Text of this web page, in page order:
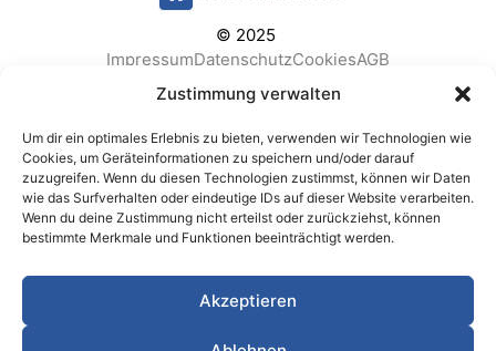
Zustimmung verwalten
Um dir ein optimales Erlebnis zu bieten, verwenden wir Technologien wie
Cookies, um Geräteinformationen zu speichern und/oder darauf
zuzugreifen. Wenn du diesen Technologien zustimmst, können wir Daten
wie das Surfverhalten oder eindeutige IDs auf dieser Website verarbeiten.
Wenn du deine Zustimmung nicht erteilst oder zurückziehst, können
bestimmte Merkmale und Funktionen beeinträchtigt werden.
Akzeptieren
© 2025
ImpressumDatenschutzCookiesAGB
Facebook
Instagram
BELIEBTE KATEGORIEN
Berichte & Analysen Business
Einkauf & Beschaffung
Gesundheit & Vorsorge